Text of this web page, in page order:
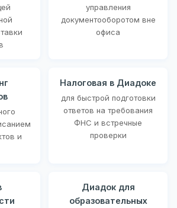
управления
документооборотом вне
офиса
и
Налоговая в Диадоке
для быстрой подготовки
ответов на требования
ФНС и встречные
проверки
Диадок для
образовательных